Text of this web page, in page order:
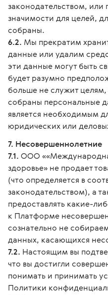
законодательством,
значимости для целей,
собраны.
6.2. Мы прекратим
данные или удалим
эти данные могут быть
будет разумно
больше не служит
собраны персональные
является необходимым
юридических или
7. Несовершеннолетние
7.1. ООО
здоровье» не продает
(что определяется в
законодательством), а
предоставлять какие-
к Платформе
сознательно не
данных, касающихся
7.2. Настоящим вы
что вы достигли
понимать и принимать
Политики